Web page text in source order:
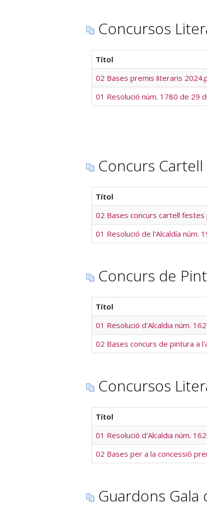
Concursos
Títol
02 Bases premis literaris
01 Resolució núm. 1780 de 29
Concurs
Títol
02 Bases concurs cartell
01 Resolució de l'Alcaldía
Concurs de
Títol
01 Resolució d'Alcaldia núm.
02 Bases concurs de pintura a
Concursos
Títol
01 Resolució d'Alcaldia núm.
02 Bases per a la concessió
Guardons